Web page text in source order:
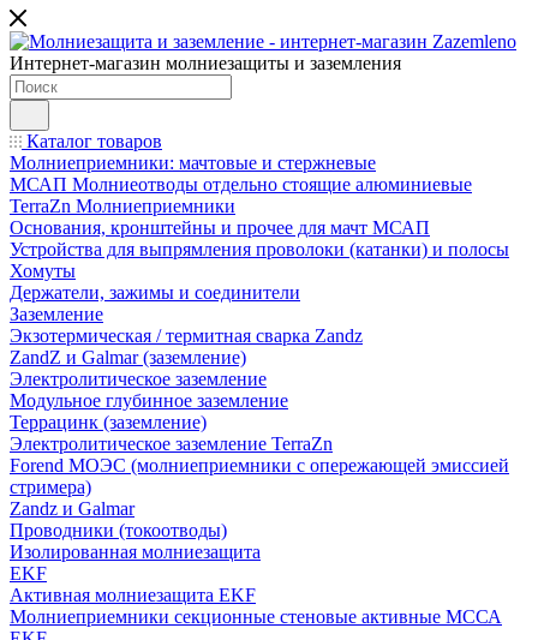
Интернет-магазин молниезащиты и заземления
Каталог товаров
Молниеприемники: мачтовые и стержневые
МСАП Молниеотводы отдельно стоящие алюминиевые
TerraZn Молниеприемники
Основания, кронштейны и прочее для мачт МСАП
Устройства для выпрямления проволоки (катанки) и полосы
Хомуты
Держатели, зажимы и соединители
Заземление
Экзотермическая / термитная сварка Zandz
ZandZ и Galmar (заземление)
Электролитическое заземление
Модульное глубинное заземление
Террацинк (заземление)
Электролитическое заземление TerraZn
Forend МОЭС (молниеприемники с опережающей эмиссией
стримера)
Zandz и Galmar
Проводники (токоотводы)
Изолированная молниезащита
EKF
Активная молниезащита EKF
Молниеприемники секционные стеновые активные МССА